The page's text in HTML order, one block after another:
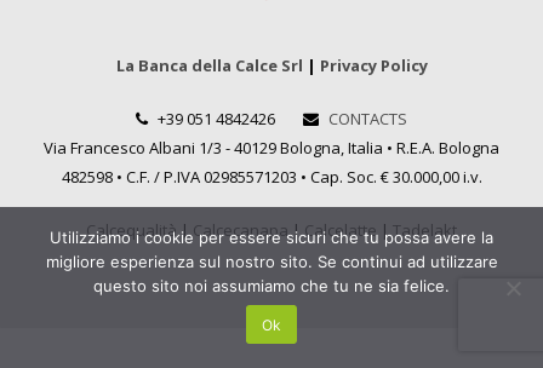
La Banca della Calce Srl | Privacy Policy
+39 051 4842426
CONTACTS
Via Francesco Albani 1/3 - 40129 Bologna, Italia • R.E.A. Bologna
482598 • C.F. / P.IVA 02985571203 • Cap. Soc. € 30.000,00 i.v.
Calcequalità|Calcecanapa|Calcelatte|Tadelakt
Utilizziamo i cookie per essere sicuri che tu possa avere la
migliore esperienza sul nostro sito. Se continui ad utilizzare
questo sito noi assumiamo che tu ne sia felice.
Ok